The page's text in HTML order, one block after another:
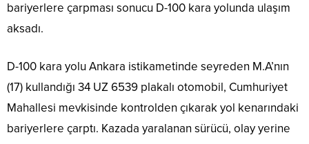
bariyerlere çarpması sonucu D-100 kara yolunda ulaşım
aksadı.
D-100 kara yolu Ankara istikametinde seyreden M.A’nın
(17) kullandığı 34 UZ 6539 plakalı otomobil, Cumhuriyet
Mahallesi mevkisinde kontrolden çıkarak yol kenarındaki
bariyerlere çarptı. Kazada yaralanan sürücü, olay yerine